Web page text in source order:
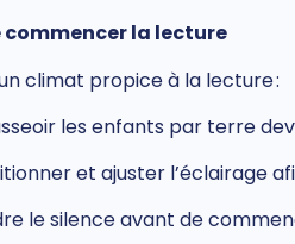
la lecture
climat propice à la lecture :
les enfants par terre
et ajuster l’éclairage
le silence avant de